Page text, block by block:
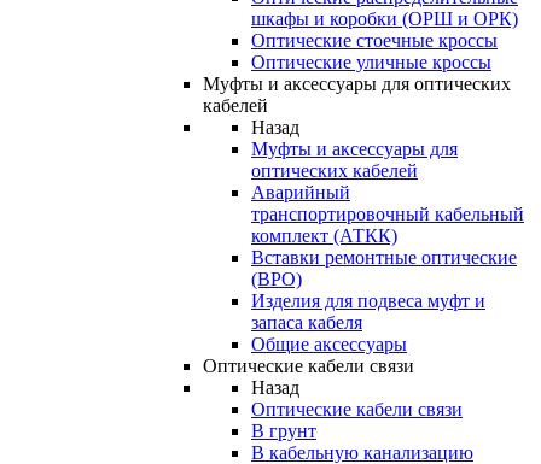
шкафы и коробки (ОРШ и ОРК)
Оптические стоечные кроссы
Оптические уличные кроссы
Муфты и аксессуары для оптических
кабелей
Назад
Муфты и аксессуары для
оптических кабелей
Аварийный
транспортировочный кабельный
комплект (АТКК)
Вставки ремонтные оптические
(ВРО)
Изделия для подвеса муфт и
запаса кабеля
Общие аксессуары
Оптические кабели связи
Назад
Оптические кабели связи
В грунт
В кабельную канализацию